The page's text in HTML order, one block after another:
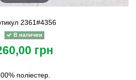
2361#4356
В наличии
грн
поліестер.